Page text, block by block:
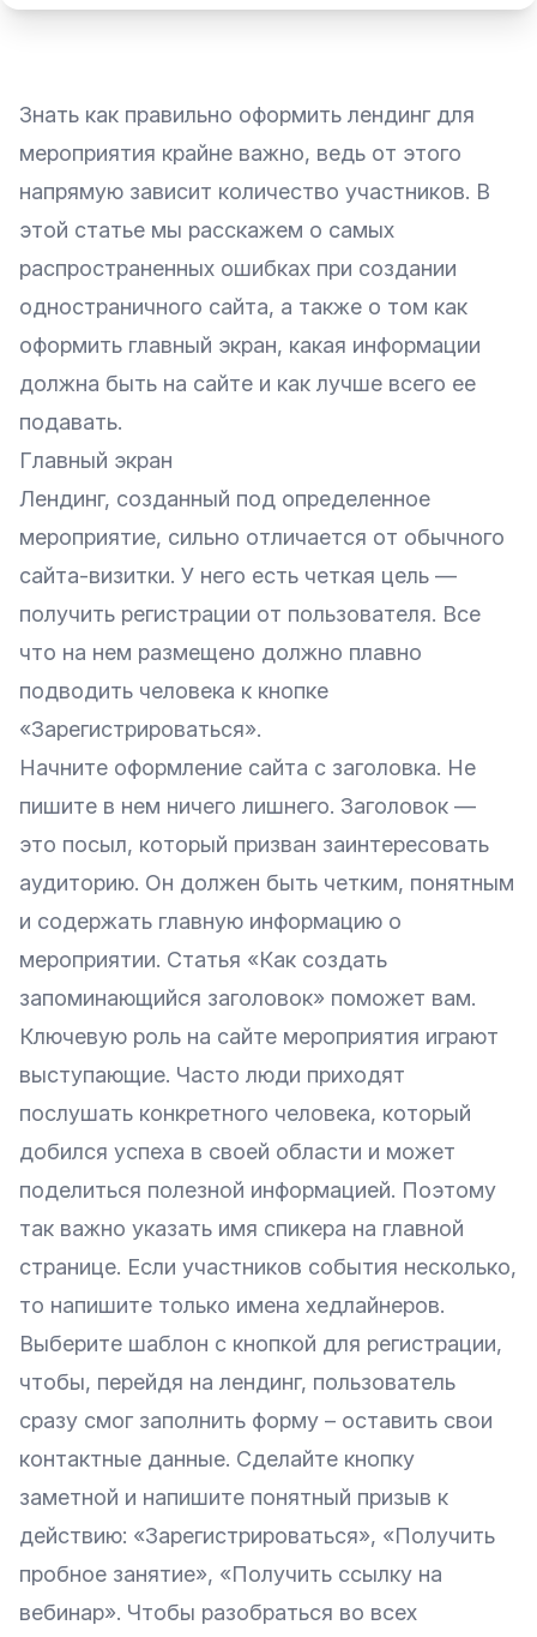
Знать как правильно оформить лендинг для
мероприятия крайне важно, ведь от этого
напрямую зависит количество участников. В
этой статье мы расскажем о самых
распространенных ошибках при создании
одностраничного сайта, а также о том как
оформить главный экран, какая информации
должна быть на сайте и как лучше всего ее
подавать.
Главный экран
Лендинг, созданный под определенное
мероприятие, сильно отличается от обычного
сайта-визитки. У него есть четкая цель —
получить регистрации от пользователя. Все
что на нем размещено должно плавно
подводить человека к кнопке
«Зарегистрироваться».
Начните оформление сайта с заголовка. Не
пишите в нем ничего лишнего. Заголовок —
это посыл, который призван заинтересовать
аудиторию. Он должен быть четким, понятным
и содержать главную информацию о
мероприятии. Статья «Как создать
запоминающийся заголовок» поможет вам.
Ключевую роль на сайте мероприятия играют
выступающие. Часто люди приходят
послушать конкретного человека, который
добился успеха в своей области и может
поделиться полезной информацией. Поэтому
так важно указать имя спикера на главной
странице. Если участников события несколько,
то напишите только имена хедлайнеров.
Выберите шаблон с кнопкой для регистрации,
чтобы, перейдя на лендинг, пользователь
сразу смог заполнить форму – оставить свои
контактные данные. Сделайте кнопку
заметной и напишите понятный призыв к
действию: «Зарегистрироваться», «Получить
пробное занятие», «Получить ссылку на
вебинар». Чтобы разобраться во всех